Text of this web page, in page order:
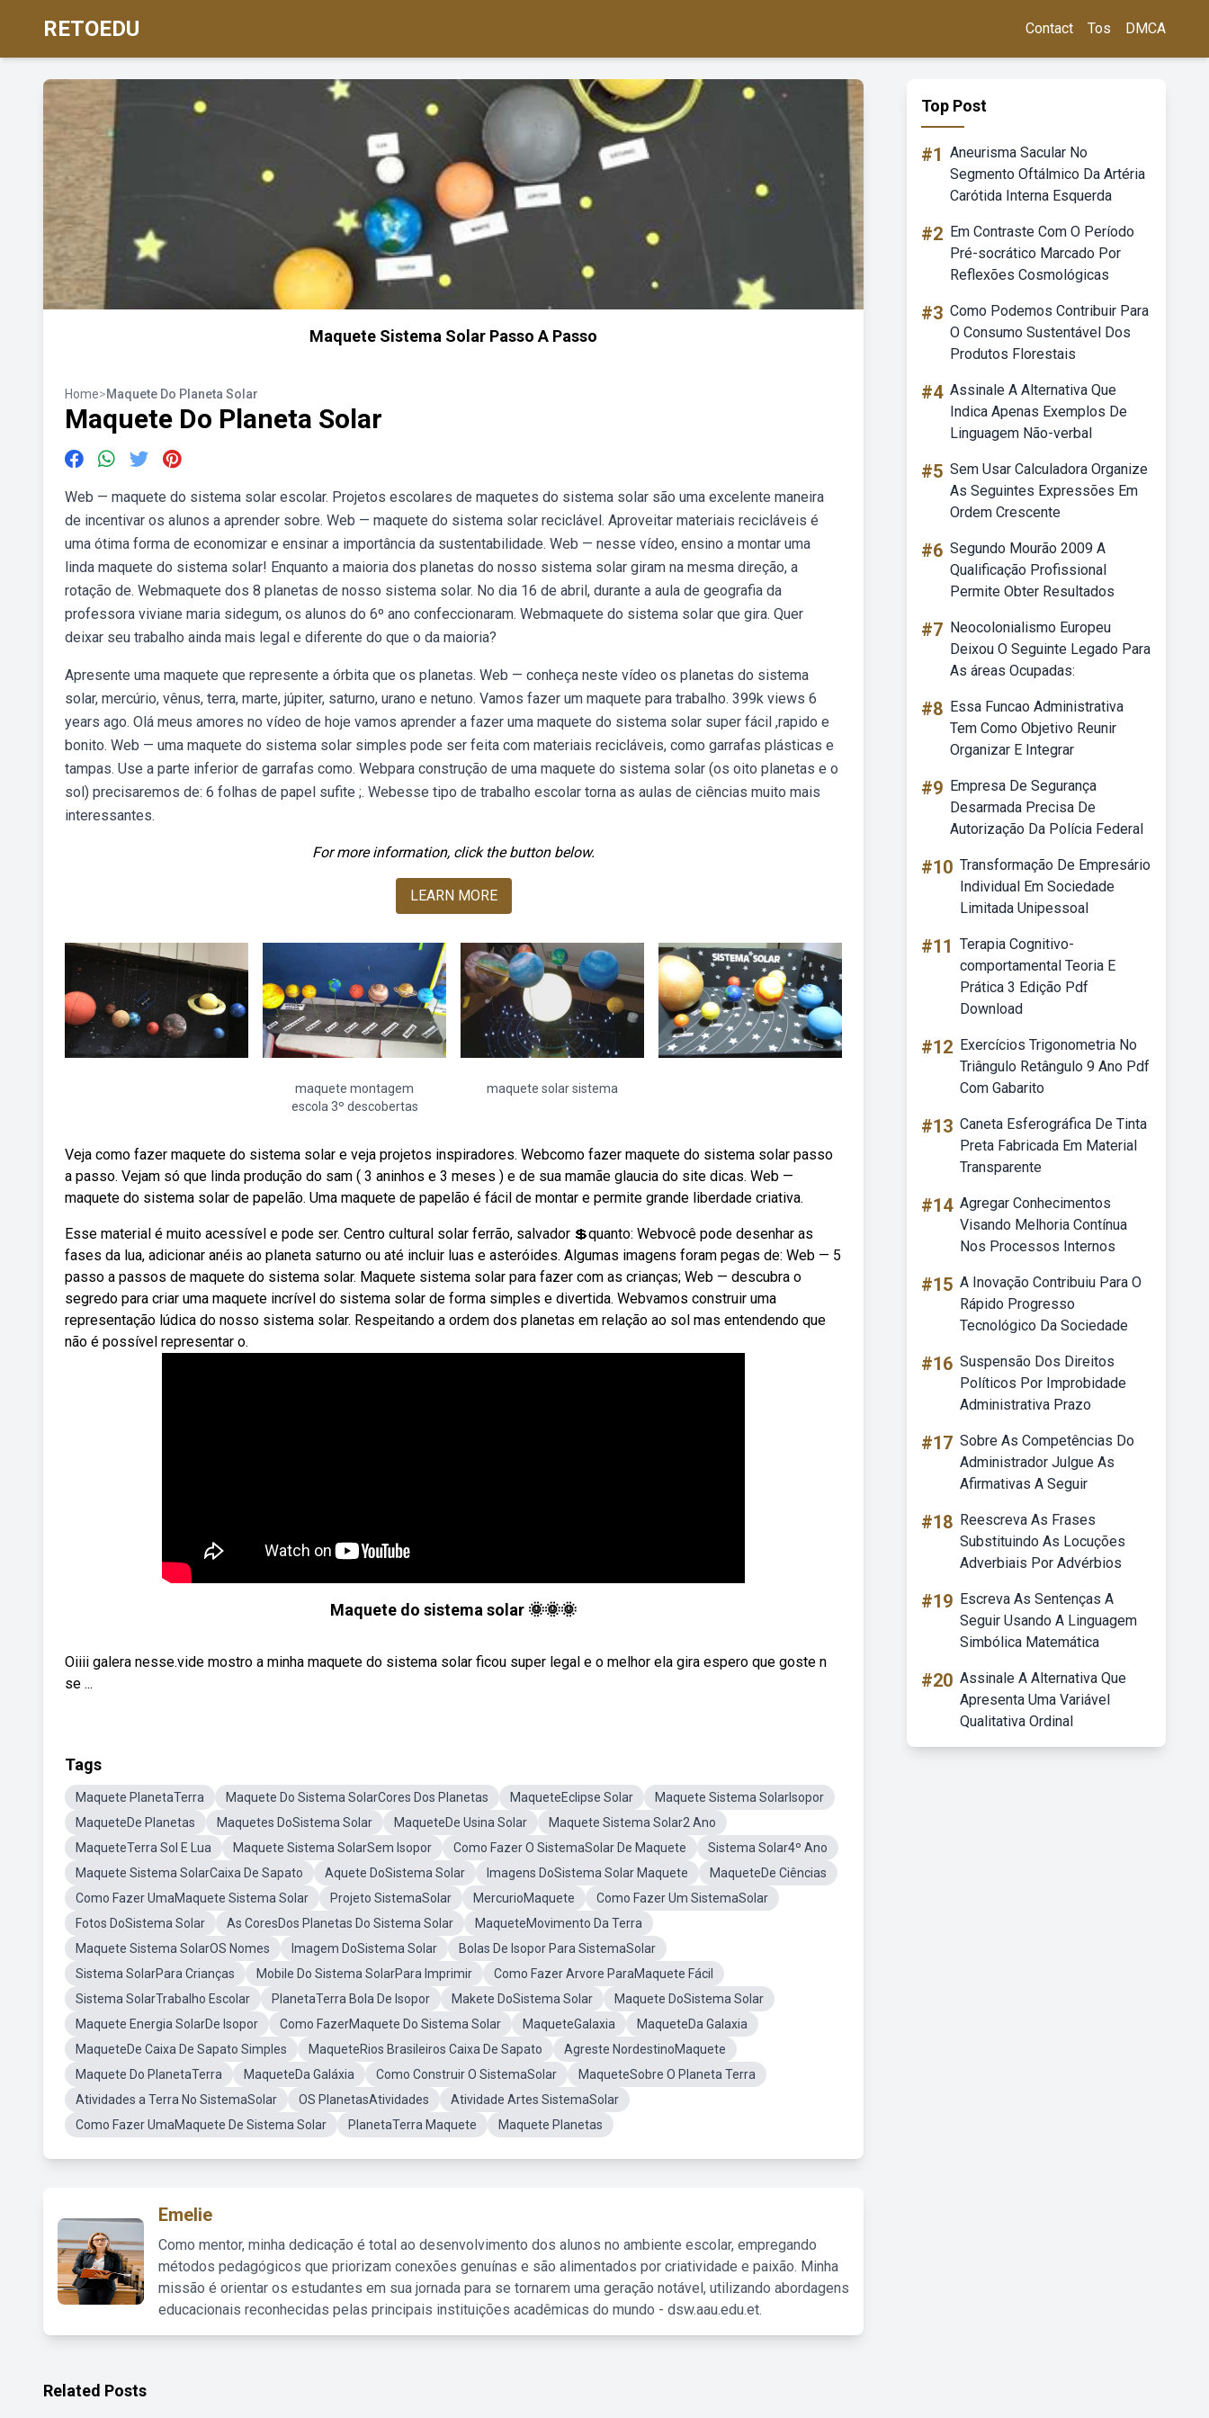
RETOEDU Contact Tos DMCA
Maquete Sistema Solar Passo A Passo
Home>Maquete Do Planeta Solar
Maquete Do Planeta Solar
Web — maquete do sistema solar escolar. Projetos escolares de maquetes do sistema solar são uma excelente maneira
de incentivar os alunos a aprender sobre. Web — maquete do sistema solar reciclável. Aproveitar materiais recicláveis é
uma ótima forma de economizar e ensinar a importância da sustentabilidade. Web — nesse vídeo, ensino a montar uma
linda maquete do sistema solar! Enquanto a maioria dos planetas do nosso sistema solar giram na mesma direção, a
rotação de. Webmaquete dos 8 planetas de nosso sistema solar. No dia 16 de abril, durante a aula de geografia da
professora viviane maria sidegum, os alunos do 6º ano confeccionaram. Webmaquete do sistema solar que gira. Quer
deixar seu trabalho ainda mais legal e diferente do que o da maioria?
Apresente uma maquete que represente a órbita que os planetas. Web — conheça neste vídeo os planetas do sistema
solar, mercúrio, vênus, terra, marte, júpiter, saturno, urano e netuno. Vamos fazer um maquete para trabalho. 399k views 6
years ago. Olá meus amores no vídeo de hoje vamos aprender a fazer uma maquete do sistema solar super fácil ,rapido e
bonito. Web — uma maquete do sistema solar simples pode ser feita com materiais recicláveis, como garrafas plásticas e
tampas. Use a parte inferior de garrafas como. Webpara construção de uma maquete do sistema solar (os oito planetas e o
sol) precisaremos de: 6 folhas de papel sufite ;. Webesse tipo de trabalho escolar torna as aulas de ciências muito mais
interessantes.
For more information, click the button below.
LEARN MORE
maquete montagem
escola 3º descobertas
maquete solar sistema
Veja como fazer maquete do sistema solar e veja projetos inspiradores. Webcomo fazer maquete do sistema solar passo
a passo. Vejam só que linda produção do sam ( 3 aninhos e 3 meses ) e de sua mamãe glaucia do site dicas. Web —
maquete do sistema solar de papelão. Uma maquete de papelão é fácil de montar e permite grande liberdade criativa.
Esse material é muito acessível e pode ser. Centro cultural solar ferrão, salvador 💲quanto: Webvocê pode desenhar as
fases da lua, adicionar anéis ao planeta saturno ou até incluir luas e asteróides. Algumas imagens foram pegas de: Web — 5
passo a passos de maquete do sistema solar. Maquete sistema solar para fazer com as crianças; Web — descubra o
segredo para criar uma maquete incrível do sistema solar de forma simples e divertida. Webvamos construir uma
representação lúdica do nosso sistema solar. Respeitando a ordem dos planetas em relação ao sol mas entendendo que
não é possível representar o.
Maquete do sistema solar 🌞🌞🌞
Oiiii galera nesse.vide mostro a minha maquete do sistema solar ficou super legal e o melhor ela gira espero que goste n
se ...
Tags
Maquete PlanetaTerra Maquete Do Sistema SolarCores Dos Planetas MaqueteEclipse Solar
Maquete Sistema SolarIsopor
MaqueteDe Planetas
Maquetes DoSistema Solar MaqueteDe Usina Solar
Maquete Sistema Solar2 Ano
MaqueteTerra Sol E Lua
Maquete Sistema SolarSem Isopor Como Fazer O SistemaSolar De Maquete
Sistema Solar4º Ano
Maquete Sistema SolarCaixa De Sapato
Aquete DoSistema Solar Imagens DoSistema Solar Maquete
MaqueteDe Ciências
Como Fazer UmaMaquete Sistema Solar
Projeto SistemaSolar MercurioMaquete
Como Fazer Um SistemaSolar
Fotos DoSistema Solar
As CoresDos Planetas Do Sistema Solar
MaqueteMovimento Da Terra
Maquete Sistema SolarOS Nomes
Imagem DoSistema Solar
Bolas De Isopor Para SistemaSolar
Sistema SolarPara Crianças
Mobile Do Sistema SolarPara Imprimir
Como Fazer Arvore ParaMaquete Fácil
Sistema SolarTrabalho Escolar
PlanetaTerra Bola De Isopor Makete DoSistema Solar
Maquete DoSistema Solar
Maquete Energia SolarDe Isopor
Como FazerMaquete Do Sistema Solar MaqueteGalaxia
MaqueteDa Galaxia
MaqueteDe Caixa De Sapato Simples
MaqueteRios Brasileiros Caixa De Sapato
Agreste NordestinoMaquete
Maquete Do PlanetaTerra
MaqueteDa Galáxia Como Construir O SistemaSolar
MaqueteSobre O Planeta Terra
Atividades a Terra No SistemaSolar
OS PlanetasAtividades
Atividade Artes SistemaSolar
Como Fazer UmaMaquete De Sistema Solar
PlanetaTerra Maquete Maquete Planetas
Emelie
Como mentor, minha dedicação é total ao desenvolvimento dos alunos no ambiente escolar, empregando
métodos pedagógicos que priorizam conexões genuínas e são alimentados por criatividade e paixão. Minha
missão é orientar os estudantes em sua jornada para se tornarem uma geração notável, utilizando abordagens
educacionais reconhecidas pelas principais instituições acadêmicas do mundo - dsw.aau.edu.et.
Top Post
#1 Aneurisma Sacular No
Segmento Oftálmico Da Artéria
Carótida Interna Esquerda
#2 Em Contraste Com O Período
Pré-socrático Marcado Por
Reflexões Cosmológicas
#3 Como Podemos Contribuir Para
O Consumo Sustentável Dos
Produtos Florestais
#4 Assinale A Alternativa Que
Indica Apenas Exemplos De
Linguagem Não-verbal
#5 Sem Usar Calculadora Organize
As Seguintes Expressões Em
Ordem Crescente
#6 Segundo Mourão 2009 A
Qualificação Profissional
Permite Obter Resultados
#7 Neocolonialismo Europeu
Deixou O Seguinte Legado Para
As áreas Ocupadas:
#8 Essa Funcao Administrativa
Tem Como Objetivo Reunir
Organizar E Integrar
#9 Empresa De Segurança
Desarmada Precisa De
Autorização Da Polícia Federal
#10 Transformação De Empresário
Individual Em Sociedade
Limitada Unipessoal
#11 Terapia Cognitivo-
comportamental Teoria E
Prática 3 Edição Pdf
Download
#12 Exercícios Trigonometria No
Triângulo Retângulo 9 Ano Pdf
Com Gabarito
#13 Caneta Esferográfica De Tinta
Preta Fabricada Em Material
Transparente
#14 Agregar Conhecimentos
Visando Melhoria Contínua
Nos Processos Internos
#15 A Inovação Contribuiu Para O
Rápido Progresso
Tecnológico Da Sociedade
#16 Suspensão Dos Direitos
Políticos Por Improbidade
Administrativa Prazo
#17 Sobre As Competências Do
Administrador Julgue As
Afirmativas A Seguir
#18 Reescreva As Frases
Substituindo As Locuções
Adverbiais Por Advérbios
#19 Escreva As Sentenças A
Seguir Usando A Linguagem
Simbólica Matemática
#20 Assinale A Alternativa Que
Apresenta Uma Variável
Qualitativa Ordinal
Related Posts